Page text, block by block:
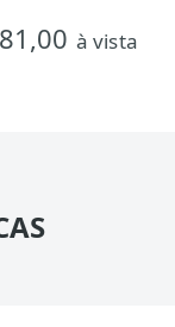
81,00 à vista